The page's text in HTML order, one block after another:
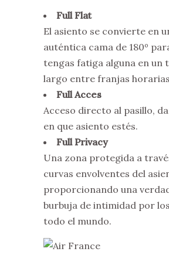
Full Flat
El asiento se convierte en
auténtica cama de 180º
tengas fatiga alguna en un
largo entre franjas
Full Acces
Acceso directo al pasillo,
en que asiento estés.
Full Privacy
Una zona protegida a
curvas envolventes del
proporcionando una
burbuja de intimidad por
todo el mundo.